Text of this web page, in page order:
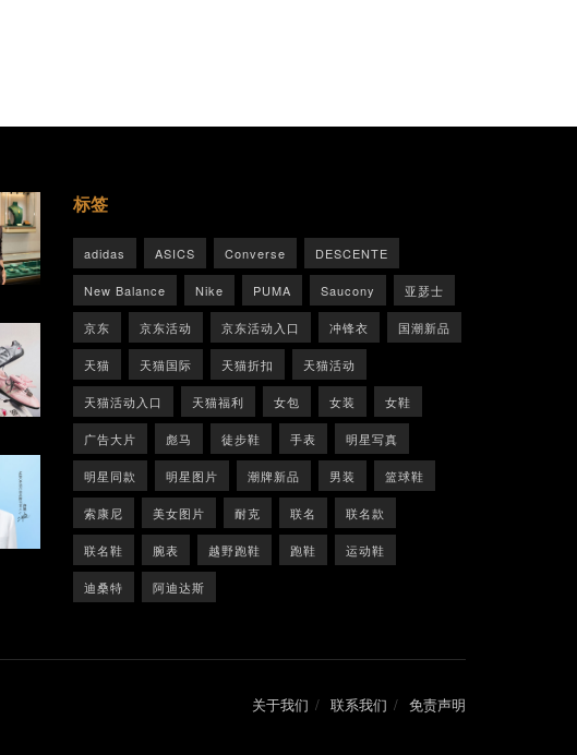
标签
adidas ASICS Converse DESCENTE
New Balance Nike PUMA Saucony 亚瑟士
京东 京东活动 京东活动入口 冲锋衣 国潮新品
天猫 天猫国际 天猫折扣 天猫活动
天猫活动入口 天猫福利 女包 女装 女鞋
广告大片 彪马 徒步鞋 手表 明星写真
明星同款 明星图片 潮牌新品 男装 篮球鞋
索康尼 美女图片 耐克 联名 联名款
联名鞋 腕表 越野跑鞋 跑鞋 运动鞋
迪桑特 阿迪达斯
关于我们 联系我们 免责声明